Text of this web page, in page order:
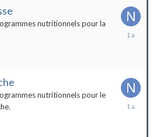
nutritionnels pour la
19
nutritionnels pour le
18